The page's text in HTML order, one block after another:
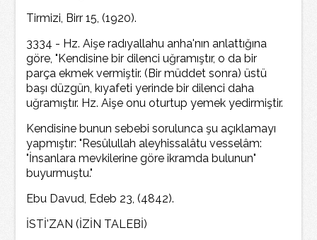
Tirmizi, Birr 15, (1920).
3334 - Hz. Aişe radıyallahu anha'nın anlattığına
göre, "Kendisine bir dilenci uğramıştır, o da bir
parça ekmek vermiştir. (Bir müddet sonra) üstü
başı düzgün, kıyafeti yerinde bir dilenci daha
uğramıştır. Hz. Aişe onu oturtup yemek yedirmiştir.
Kendisine bunun sebebi sorulunca şu açıklamayı
yapmıştır: "Resûlullah aleyhissalâtu vesselâm:
"İnsanlara mevkilerine göre ikramda bulunun"
buyurmuştu."
Ebu Davud, Edeb 23, (4842).
İSTİ'ZAN (İZİN TALEBİ)